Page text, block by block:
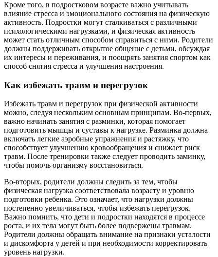
Кроме того, в подростковом возрасте важно учитывать
влияние стресса и эмоционального состояния на физическую
активность. Подростки могут сталкиваться с различными
психологическими нагрузками, и физическая активность
может стать отличным способом справиться с ними. Родители
должны поддерживать открытое общение с детьми, обсуждая
их интересы и переживания, и поощрять занятия спортом как
способ снятия стресса и улучшения настроения.
Как избежать травм и перегрузок
Избежать травм и перегрузок при физической активности
можно, следуя нескольким основным принципам. Во-первых,
важно начинать занятия с разминки, которая помогает
подготовить мышцы и суставы к нагрузке. Разминка должна
включать легкие аэробные упражнения и растяжку, что
способствует улучшению кровообращения и снижает риск
травм. После тренировки также следует проводить заминку,
чтобы помочь организму восстановиться.
Во-вторых, родители должны следить за тем, чтобы
физическая нагрузка соответствовала возрасту и уровню
подготовки ребенка. Это означает, что нагрузки должны
постепенно увеличиваться, чтобы избежать перегрузок.
Важно помнить, что дети и подростки находятся в процессе
роста, и их тела могут быть более подвержены травмам.
Родители должны обращать внимание на признаки усталости
и дискомфорта у детей и при необходимости корректировать
уровень нагрузки.